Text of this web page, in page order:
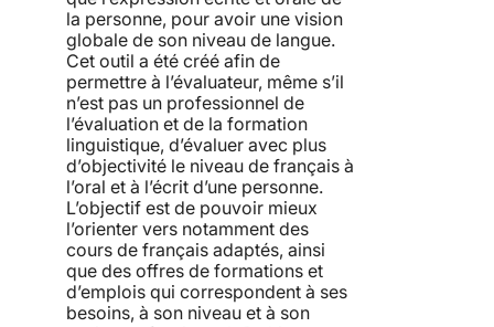
la personne, pour avoir une vision
globale de son niveau de langue.
Cet outil a été créé afin de
permettre à l’évaluateur, même s’il
n’est pas un professionnel de
l’évaluation et de la formation
linguistique, d’évaluer avec plus
d’objectivité le niveau de français à
l’oral et à l’écrit d’une personne.
L’objectif est de pouvoir mieux
l’orienter vers notamment des
cours de français adaptés, ainsi
que des offres de formations et
d’emplois qui correspondent à ses
besoins, à son niveau et à son